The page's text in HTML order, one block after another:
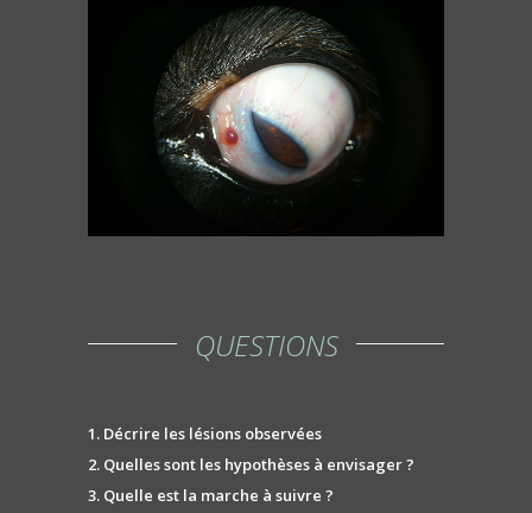
QUESTIONS
1. Décrire les lésions observées
2. Quelles sont les hypothèses à envisager ?
3. Quelle est la marche à suivre ?